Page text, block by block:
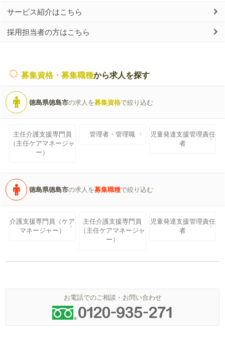
サービス紹介はこちら
採用担当者の方はこちら
募集資格・募集職種から求人を探す
徳島県徳島市の求人を募集資格で絞り込む
主任介護支援専門員
（主任ケアマネージャ
ー）
管理者・管理職
児童発達支援管理責任
者
徳島県徳島市の求人を募集職種で絞り込む
介護支援専門員（ケア
マネージャー）
主任介護支援専門員
（主任ケアマネージャ
ー）
児童発達支援管理責任
者
お電話でのご相談・お問い合わせ